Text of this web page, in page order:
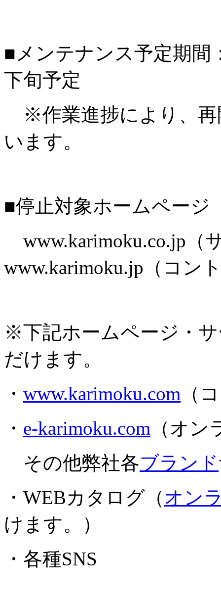
■メンテナンス予定期間
下旬予定
※作業進捗により、再
います。
■停止対象ホームページ
www.karimoku.co.jp（
www.karimoku.jp（コン
※下記ホームページ・
だけます。
・ www.karimoku.com （
・ e-karimoku.com （オ
その他弊社各ブランド
・WEBカタログ（オン
けます。）
・各種SNS